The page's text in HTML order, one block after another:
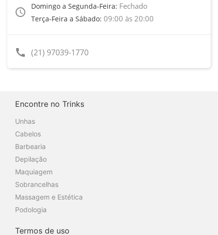
access_time
Domingo a Segunda-Feira: Fechado
Terça-Feira a Sábado: 09:00 às 20:00
call (21) 97039-1770
Encontre no Trinks
Unhas
Cabelos
Barbearia
Depilação
Maquiagem
Sobrancelhas
Massagem e Estética
Podologia
Termos de uso